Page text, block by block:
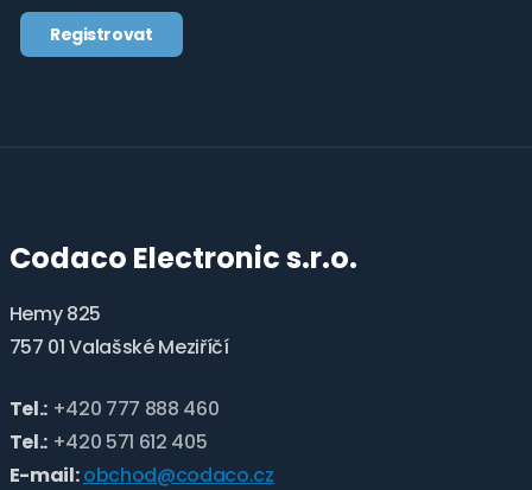
zpracováním
osobních
údajů.
Registrovat
Codaco Electronic s.r.o.
Hemy 825
757 01 Valašské Meziříčí
Tel.: +420 777 888 460
Tel.: +420 571 612 405
E-mail: obchod@codaco.cz